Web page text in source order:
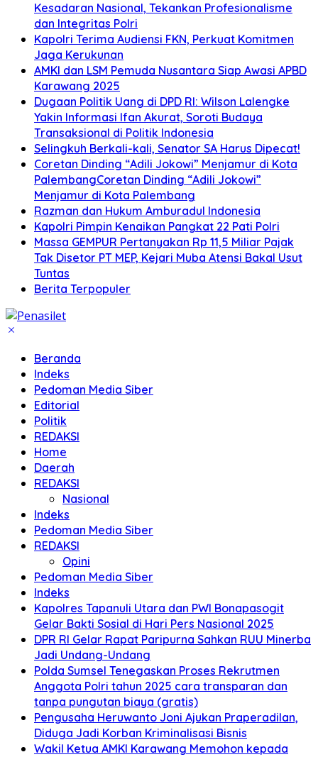
Kesadaran Nasional, Tekankan Profesionalisme
dan Integritas Polri
Kapolri Terima Audiensi FKN, Perkuat Komitmen
Jaga Kerukunan
AMKI dan LSM Pemuda Nusantara Siap Awasi APBD
Karawang 2025
Dugaan Politik Uang di DPD RI: Wilson Lalengke
Yakin Informasi Ifan Akurat, Soroti Budaya
Transaksional di Politik Indonesia
Selingkuh Berkali-kali, Senator SA Harus Dipecat!
Coretan Dinding “Adili Jokowi” Menjamur di Kota
PalembangCoretan Dinding “Adili Jokowi”
Menjamur di Kota Palembang
Razman dan Hukum Amburadul Indonesia
Kapolri Pimpin Kenaikan Pangkat 22 Pati Polri
Massa GEMPUR Pertanyakan Rp 11,5 Miliar Pajak
Tak Disetor PT MEP, Kejari Muba Atensi Bakal Usut
Tuntas
Berita Terpopuler
Beranda
Indeks
Pedoman Media Siber
Editorial
Politik
REDAKSI
Home
Daerah
REDAKSI
Nasional
Indeks
Pedoman Media Siber
REDAKSI
Opini
Pedoman Media Siber
Indeks
Kapolres Tapanuli Utara dan PWI Bonapasogit
Gelar Bakti Sosial di Hari Pers Nasional 2025
DPR RI Gelar Rapat Paripurna Sahkan RUU Minerba
Jadi Undang-Undang
Polda Sumsel Tenegaskan Proses Rekrutmen
Anggota Polri tahun 2025 cara transparan dan
tanpa pungutan biaya (gratis)
Pengusaha Heruwanto Joni Ajukan Praperadilan,
Diduga Jadi Korban Kriminalisasi Bisnis
Wakil Ketua AMKI Karawang Memohon kepada